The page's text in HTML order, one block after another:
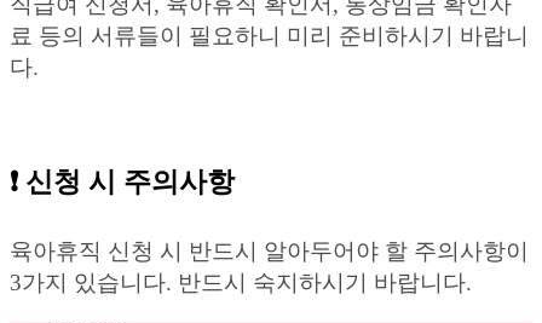
료 등의 서류들이 필요하니 미리 준비하시기 바랍니
다.
❗️ 신청 시 주의사항
육아휴직 신청 시 반드시 알아두어야 할 주의사항이
3가지 있습니다. 반드시 숙지하시기 바랍니다.